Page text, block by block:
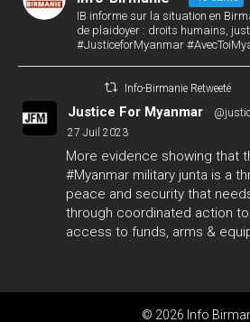
IB informe sur la situation en
de plaidoyer : droits humains,
#JusticeforMyanmar
Info-Birmanie Retweeté
Justice For Myanmar
27 Juil 2023
More evidence showing that
#Myanmar military junta is a
peace and security that
through coordinated action
access to funds, arms &
© 2026 Info